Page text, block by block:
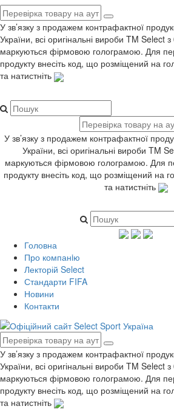
У зв’язку з продажем контрафактної
України, всі оригінальні вироби TM Select
маркуються фірмовою голограмою. Для
продукту внесіть код, що розміщений на
та натистніть
У зв’язку з продажем контрафактної
України, всі оригінальні вироби TM
маркуються фірмовою голограмою. Для
продукту внесіть код, що розміщений на
та натистніть
Головна
Про компанiю
Лекторій Select
Стандарти FIFA
Новини
Контакти
У зв’язку з продажем контрафактної
України, всі оригінальні вироби TM Select
маркуються фірмовою голограмою. Для
продукту внесіть код, що розміщений на
та натистніть